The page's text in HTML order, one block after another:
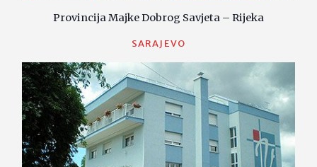
Provincija Majke Dobrog Savjeta – Rijeka
SARAJEVO